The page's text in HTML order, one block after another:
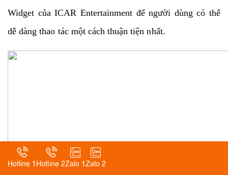
Widget của ICAR Entertainment để người dùng có thể
dễ dàng thao tác một cách thuận tiện nhất.
Hotline 1 Hotline 2Zalo 1 Zalo 2